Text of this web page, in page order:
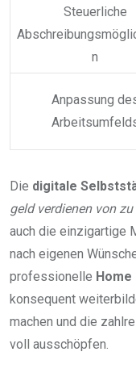
Steuerliche
n
Anpassung
Die digitale
geld verdienen von zu
auch die einzigartige
nach eigenen
professionelle
konsequent
machen und die
voll ausschöpfen.